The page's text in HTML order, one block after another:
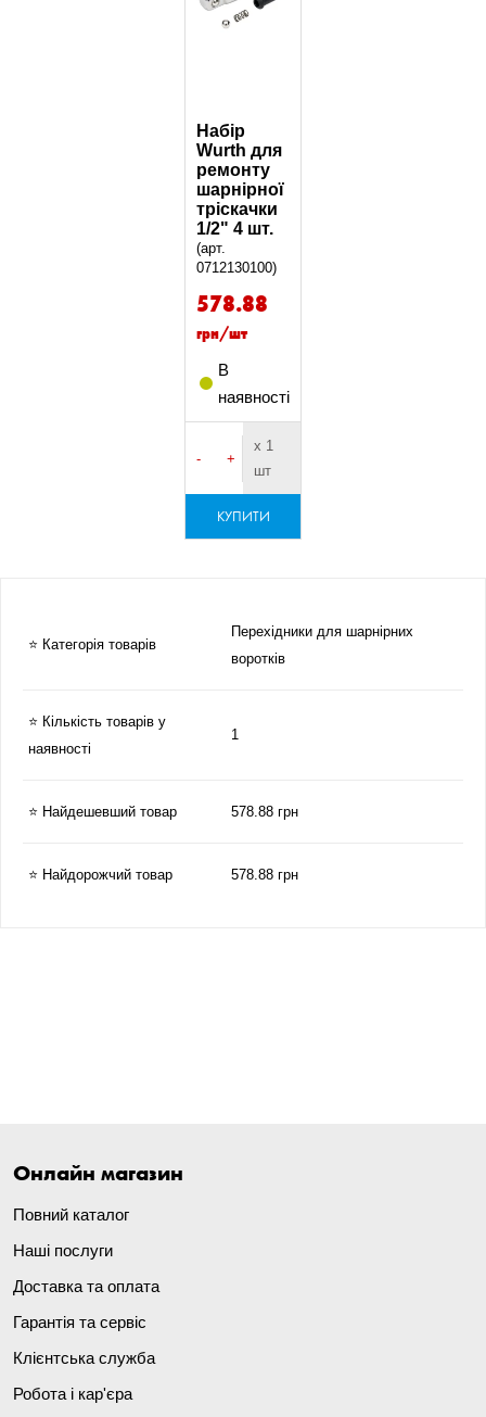
Набір
Wurth для
ремонту
шарнірної
тріскачки
1/2" 4 шт.
(арт.
0712130100)
578.88
грн/шт
В
наявності
- +
х 1
шт
КУПИТИ
⭐ Категорія товарів
Перехідники для шарнірних
воротків
⭐ Кількість товарів у
наявності
1
⭐ Найдешевший товар 578.88 грн
⭐ Найдорожчий товар 578.88 грн
Онлайн магазин
Повний каталог
Наші послуги
Доставка та оплата
Гарантія та сервіс
Клієнтська служба
Робота і кар'єра